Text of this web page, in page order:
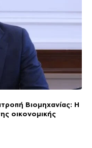
Βιομηχανίας: Η
οικονομικής